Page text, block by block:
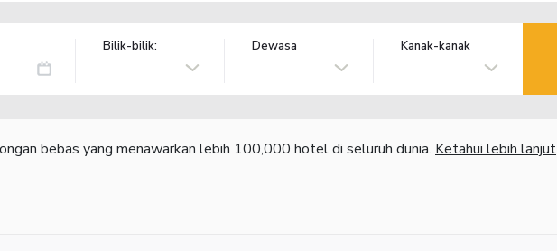
Bilik-bilik: Dewasa Kanak-kanak
bebas yang menawarkan lebih 100,000 hotel di seluruh dunia. Ketahui lebih lanjut